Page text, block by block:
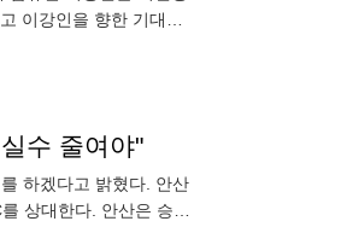
이강인을 향한 기대감
수 줄여야"
하겠다고 밝혔다. 안산
상대한다. 안산은 승점